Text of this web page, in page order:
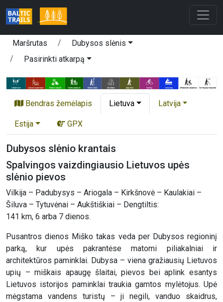
Maršrutas
Dubysos slėnis
Pasirinkti atkarpą
Bendras žemėlapis Lietuva Latvija
Estija GPX
Dubysos slėnio krantais
Spalvingos vaizdingiausio Lietuvos upės
slėnio pievos
Vilkija – Padubysys – Ariogala – Kirkšnovė – Kaulakiai –
Šiluva – Tytuvėnai – Aukštiškiai – Dengtiltis:
141 km, 6 arba 7 dienos.
Pusantros dienos Miško takas veda per Dubysos regioninį
parką, kur upės pakrantėse matomi piliakalniai ir
architektūros paminklai. Dubysa – viena gražiausių Lietuvos
upių – miškais apaugę šlaitai, pievos bei aplink esantys
Lietuvos istorijos paminklai traukia gamtos mylėtojus. Upė
mėgstama vandens turistų – ji negili, vanduo skaidrus,